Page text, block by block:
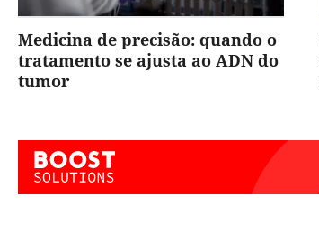
Medicina de precisão: quando o
tratamento se ajusta ao ADN do
tumor